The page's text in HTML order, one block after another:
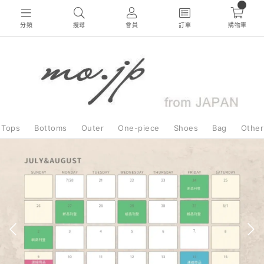
分類 搜尋 會員 訂單 購物車
Tops Bottoms Outer One-piece Shoes Bag Other